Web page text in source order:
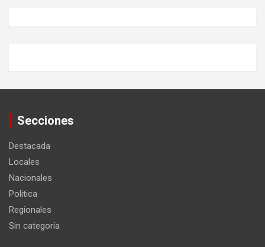
Secciones
Destacada
Locales
Nacionales
Politica
Regionales
Sin categoría